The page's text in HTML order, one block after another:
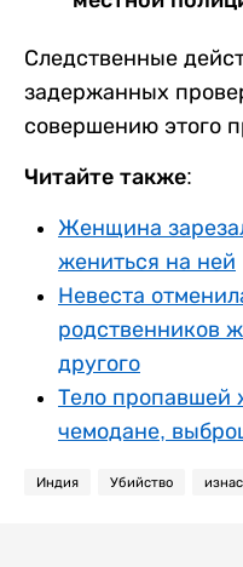
Следственные
задержанных
совершению этого
Читайте также:
Женщина
жениться на ней
Невеста
родственников
другого
Тело
чемодане,
Индия Убийство